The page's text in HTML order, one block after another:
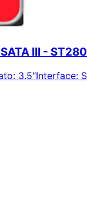
III -
: 3.5″Interface: